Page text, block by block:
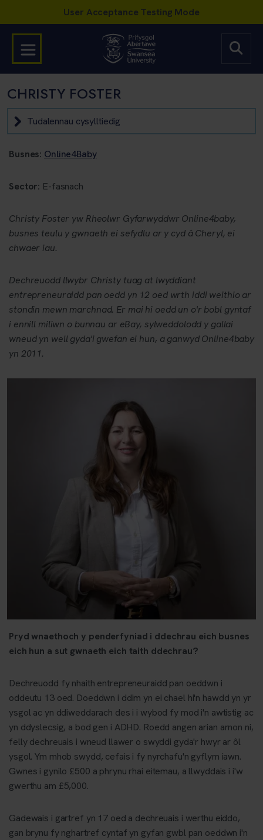
CHRISTY FOSTER
Tudalennau cysylltiedig
Busnes: Online4Baby
Sector: E-fasnach
Christy Foster yw Rheolwr Gyfarwyddwr Online4baby,
busnes teulu y gwnaeth ei sefydlu ar y cyd â Cheryl, ei
chwaer iau.
Dechreuodd llwybr Christy tuag at lwyddiant
entrepreneuraidd pan oedd yn 12 oed wrth iddi weithio ar
stondin mewn marchnad. Er mai hi oedd un o'r bobl gyntaf
i ennill miliwn o bunnau ar eBay, sylweddolodd y gallai
wneud yn well gyda'i gwefan ei hun, a ganwyd Online4baby
yn 2011.
Pryd wnaethoch y penderfyniad i ddechrau eich busnes
eich hun a sut gwnaeth eich taith ddechrau?
Dechreuodd fy nhaith entrepreneuraidd pan oeddwn i
oddeutu 13 oed. Doeddwn i ddim yn ei chael hi'n hawdd yn yr
ysgol ac yn ddiweddarach des i i wybod fy mod i'n awtistig ac
yn ddyslecsig, a bod gen i ADHD. Roedd angen arian arnon ni,
felly dechreuais i wneud llawer o swyddi gyda'r hwyr ar ôl
ysgol. Ym mhob swydd, cefais i fy nyrchafu'n gyflym iawn.
Gwnes i gynilo £500 a phrynu rhai eitemau, a llwyddais i i'w
gwerthu am £5,000.
Gadewais i gartref yn 17 oed a dechreuais i werthu eiddo,
gan brynu fy nghartref cyntaf yn gyfan gwbl pan oeddwn i'n